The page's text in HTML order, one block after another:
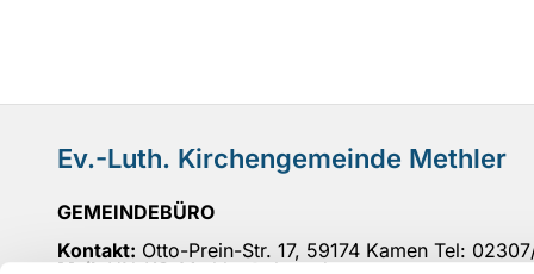
Ev.-Luth. Kirchengemeinde Methler
GEMEINDEBÜRO
Kontakt: Otto-Prein-Str. 17, 59174 Kamen Tel:
Mail: UN-KG-Methler@ekvw.de